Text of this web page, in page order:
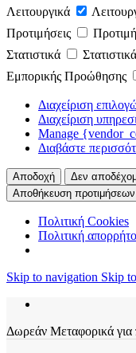
Λειτουργικά
Προτιμήσεις
Στατιστικά
Στατιστικά
Εμπορικής Προώθησης
Διαχείριση
Διαχείριση
Manage
Διαβάστε
Αποδοχή Δεν
Αποθήκευση προτιμήσεων
Πολιτική Cookies
Πολιτική
Skip to navigation Skip
Δωρεάν Μεταφορικά για